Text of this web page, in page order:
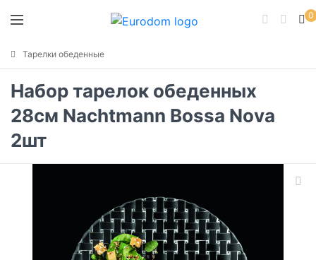
0
Тарелки обеденные
Набор тарелок обеденных
28см Nachtmann Bossa Nova
2шт